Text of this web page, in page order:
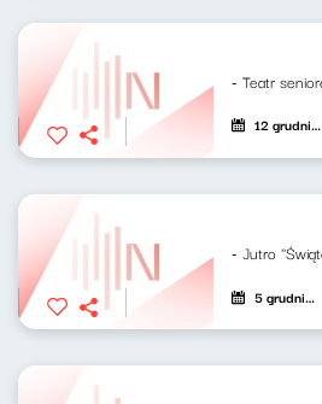
12 grudnia 2024
5 grudnia 2024